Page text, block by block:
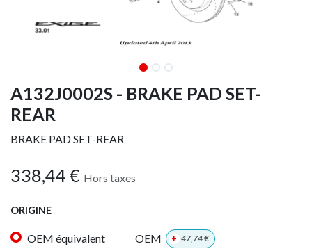
A132J0002S - BRAKE PAD SET-
REAR
BRAKE PAD SET-REAR
338,44 € Hors taxes
ORIGINE
OEM équivalent OEM + 47,74€